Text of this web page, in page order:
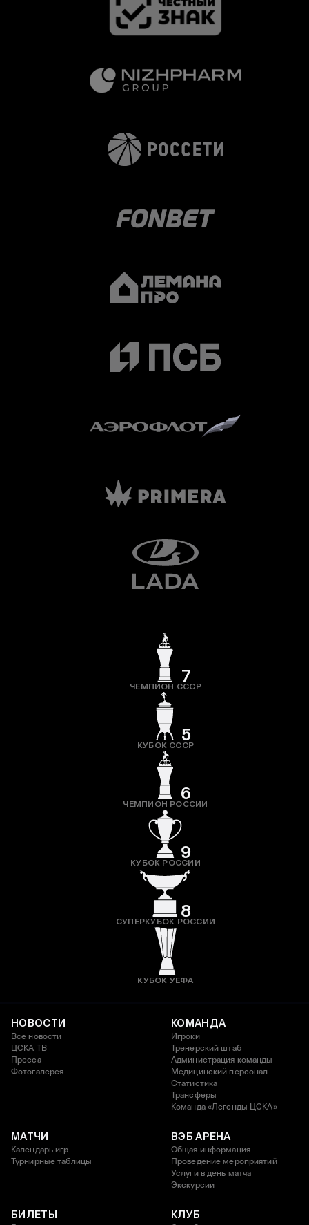
7
ЧЕМПИОН СССР
5
КУБОК СССР
6
ЧЕМПИОН РОССИИ
9
КУБОК РОССИИ
8
СУПЕРКУБОК РОССИИ
КУБОК УЕФА
НОВОСТИ
Все новости
ЦСКА ТВ
Пресса
Фотогалерея
КОМАНДА
Игроки
Тренерский штаб
Администрация команды
Медицинский персонал
Статистика
Трансферы
Команда «Легенды ЦСКА»
МАТЧИ
Календарь игр
Турнирные таблицы
ВЭБ АРЕНА
Общая информация
Проведение мероприятий
Услуги в день матча
Экскурсии
БИЛЕТЫ КЛУБ